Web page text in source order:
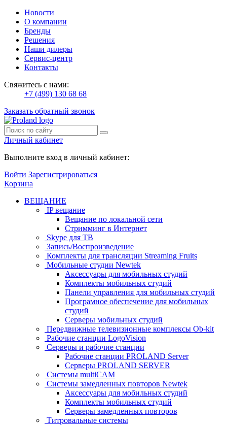
Новости
О компании
Бренды
Решения
Наши дилеры
Сервис-центр
Контакты
Свяжитесь с нами:
+7 (499) 130 68 68
Заказать обратный звонок
Личный кабинет
Выполните вход в личный кабинет:
Войти Зарегистрироваться
Корзина
ВЕЩАНИЕ
IP вещание
Вещание по локальной сети
Стримминг в Интернет
Skype для ТВ
Запись/Воспроизведение
Комплекты для трансляции Streaming Fruits
Мобильные студии Newtek
Аксессуары для мобильных студий
Комплекты мобильных студий
Панели управления для мобильных студий
Програмное обеспечение для мобильных
студий
Серверы мобильных студий
Передвижные телевизионные комплексы Ob-kit
Рабочие станции LogoVision
Серверы и рабочие станции
Рабочие станции PROLAND Server
Серверы PROLAND SERVER
Системы multiCAM
Системы замедленных повторов Newtek
Аксессуары для мобильных студий
Комплекты мобильных студий
Серверы замедленных повторов
Титровальные системы